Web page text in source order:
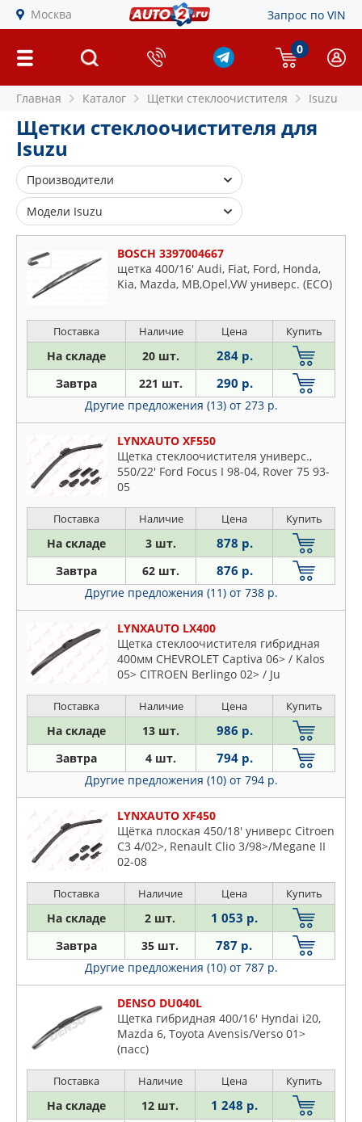
Москва Запрос по VIN
0
Главная Каталог Щетки стеклоочистителя Isuzu
Щетки стеклоочистителя для
Isuzu
Производители
BOSCH
BSG
CHAMPION
DENSO
HELLA
JAPANPARTS
JAPKO
LYNXAUTO
MAPCO
SWF
TRICO
VALEO
WEEN
Модели Isuzu
Ascender
D-max
Gemini
Midi
Piazza
Rodeo
BOSCH 3397004667
щетка 400/16' Audi, Fiat, Ford, Honda,
Kia, Mazda, MB,Opel,VW универс. (ECO)
Поставка Наличие Цена Купить
На складе 20 шт. 284 р.
Завтра 221 шт. 290 р.
Другие предложения (13) от 273 р.
LYNXAUTO XF550
Щетка стеклоочистителя универс.,
550/22' Ford Focus I 98-04, Rover 75 93-
05
Поставка Наличие Цена Купить
На складе 3 шт. 878 р.
Завтра 62 шт. 876 р.
Другие предложения (11) от 738 р.
LYNXAUTO LX400
Щетка стеклоочистителя гибридная
400мм CHEVROLET Captiva 06> / Kalos
05> CITROEN Berlingo 02> / Ju
Поставка Наличие Цена Купить
На складе 13 шт. 986 р.
Завтра 4 шт. 794 р.
Другие предложения (10) от 794 р.
LYNXAUTO XF450
Щётка плоская 450/18' универс Citroen
C3 4/02>, Renault Clio 3/98>/Megane II
02-08
Поставка Наличие Цена Купить
На складе 2 шт. 1 053 р.
Завтра 35 шт. 787 р.
Другие предложения (10) от 787 р.
DENSO DU040L
Щетка гибридная 400/16' Hyndai i20,
Mazda 6, Toyota Avensis/Verso 01>
(пасс)
Поставка Наличие Цена Купить
На складе 12 шт. 1 248 р.